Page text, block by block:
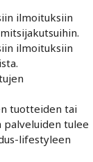
ilmoituksiin
ilmoituksiin
tuotteiden tai
palveluiden tulee
lifestyleen